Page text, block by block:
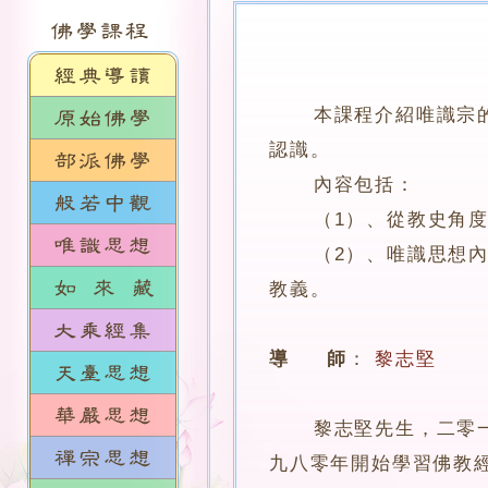
本課程介紹唯識宗
認識。
內容包括：
（1）、從教史角度
（2）、唯識思想內
教義。
導 師 ： 黎志堅
黎志堅先生，二零一
九八零年開始學習佛教